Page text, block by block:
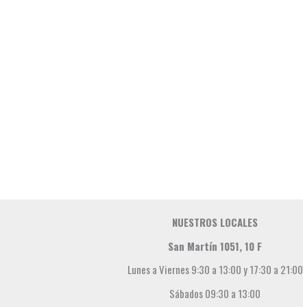
NUESTROS LOCALES
San Martín 1051, 10 F
Lunes a Viernes 9:30 a 13:00 y 17:30 a 21:00
Sábados 09:30 a 13:00